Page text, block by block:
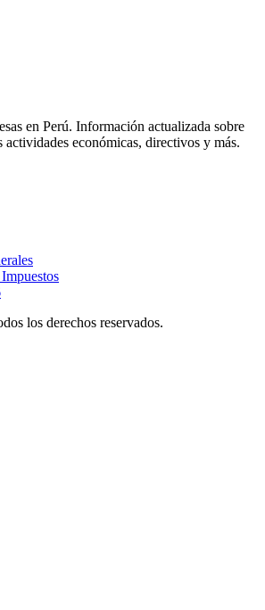
en Perú. Información actualizada sobre
actividades económicas, directivos y más.
los derechos reservados.